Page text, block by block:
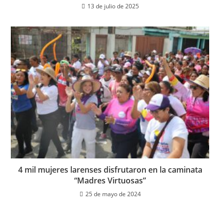
13 de julio de 2025
4 mil mujeres larenses disfrutaron en la caminata
“Madres Virtuosas”
25 de mayo de 2024